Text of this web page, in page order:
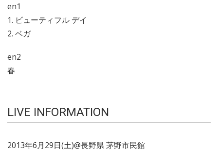
en1
1. ビューティフル デイ
2. ベガ
en2
春
LIVE INFORMATION
2013年6月29日(土)@長野県 茅野市民館